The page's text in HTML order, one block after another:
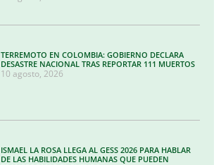
TERREMOTO EN COLOMBIA: GOBIERNO DECLARA
DESASTRE NACIONAL TRAS REPORTAR 111 MUERTOS
10 agosto, 2026
ISMAEL LA ROSA LLEGA AL GESS 2026 PARA HABLAR
DE LAS HABILIDADES HUMANAS QUE PUEDEN